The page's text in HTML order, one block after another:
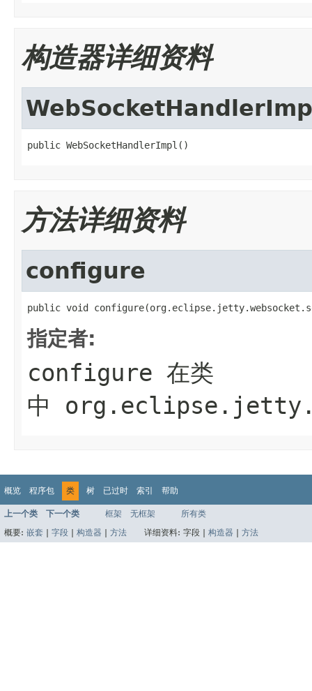
构造器详细资料
public WebSocketHandlerImpl()
方法详细资料
configure
public void
指定者:
configure 在类
中
概览 程序包 类 树 已过时 索引 帮助
上一个类 下一个类 框架 无框架
所有类
概要: 嵌套 字段 构造器 方法 详细资料: 字段 | 构造器 方法